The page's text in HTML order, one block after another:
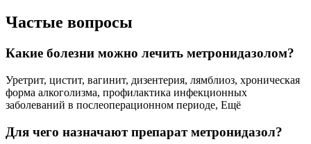
Частые вопросы
Какие болезни можно лечить метронидазолом?
Уретрит, цистит, вагинит, дизентерия, лямблиоз, хроническая
форма алкоголизма, профилактика инфекционных
заболеваний в послеоперационном периоде, Ещё
Для чего назначают препарат метронидазол?